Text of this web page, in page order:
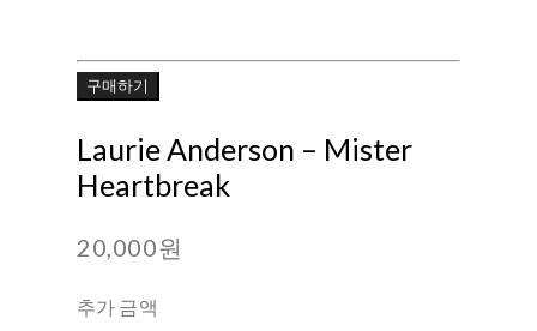
구매하기
Laurie Anderson ‎– Mister
Heartbreak
20,000원
추가 금액